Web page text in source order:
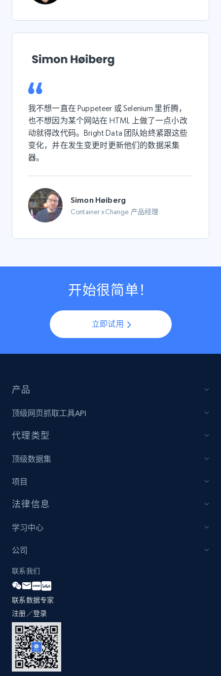
我不想一直在 Puppeteer 或 Selenium 里折腾，
也不想因为某个网站在 HTML 上做了一点小改
动就得改代码。Bright Data 团队始终紧跟这些
变化，并在发生变更时更新他们的数据采集
器。
Simon Høiberg
Container xChange 产品经理
开始很简单！
立即试用
产品
顶级网页抓取工具API
代理类型
顶级数据集
项目
法律信息
学习中心
公司
联系我们
联系数据专家
注册／登录